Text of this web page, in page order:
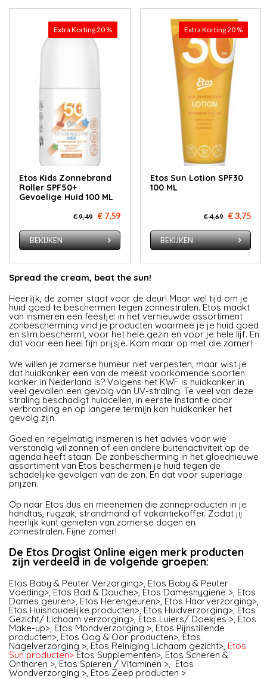
Extra Korting 20 %
Etos Kids Zonnebrand
Roller SPF50+
Gevoelige Huid 100 ML
€ 9,49 € 7,59
BEKIJKEN
Extra Korting 20 %
Etos Sun Lotion SPF30
100 ML
€ 4,69 € 3,75
BEKIJKEN
Spread the cream, beat the sun!
Heerlijk, de zomer staat voor de deur! Maar wel tijd om je
huid goed te beschermen tegen zonnestralen. Etos maakt
van insmeren een feestje: in het vernieuwde assortiment
zonbescherming vind je producten waarmee je je huid goed
en slim beschermt, voor het hele gezin en voor je hele lijf. En
dat voor een heel fijn prijsje. Kom maar op met die zomer!
We willen je zomerse humeur niet verpesten, maar wist je
dat huidkanker een van de meest voorkomende soorten
kanker in Nederland is? Volgens het KWF is huidkanker in
veel gevallen een gevolg van UV-straling. Te veel van deze
straling beschadigt huidcellen, in eerste instantie door
verbranding en op langere termijn kan huidkanker het
gevolg zijn.
Goed en regelmatig insmeren is het advies voor wie
verstandig wil zonnen of een andere buitenactiviteit op de
agenda heeft staan. De zonbescherming in het gloednieuwe
assortiment van Etos beschermen je huid tegen de
schadelijke gevolgen van de zon. En dat voor superlage
prijzen.
Op naar Etos dus en meenemen die zonneproducten in je
handtas, rugzak, strandmand of vakantiekoffer. Zodat jij
heerlijk kunt genieten van zomerse dagen en
zonnestralen. Fijne zomer!
De Etos Drogist Online eigen merk producten
zijn verdeeld in de volgende groepen:
Etos Baby & Peuter Verzorging> Etos Baby & Peuter
Voeding>, Etos Bad & Douche> Etos Dameshygiene > Etos
Dames geuren> Etos Herengeuren> Etos Haarverzorging>
Etos Huishoudelijke producten> Etos Huidverzorging>,Etos
Gezicht/ Lichaam verzorging> Etos Luiers/ Doekjes > Etos
Make-up> Etos Mondverzorging > Etos Pijnstillende
producten> Etos Oog & Oor producten> Etos
Nagelverzorging > Etos Reiniging Lichaam gezicht> Etos
Sun producten> Etos Supplementen> Etos Scheren &
Ontharen > Etos Spieren / Vitaminen > Etos
Wondverzorging > Etos Zeep producten >